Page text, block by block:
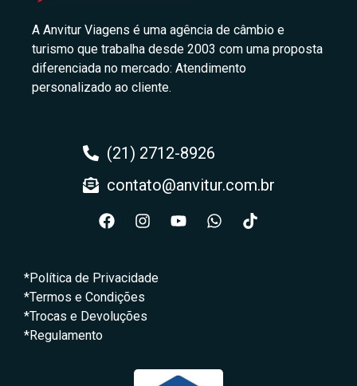
A Anvitur Viagens é uma agência de câmbio e
turismo que trabalha desde 2003 com uma proposta
diferenciada no mercado: Atendimento
personalizado ao cliente.
(21) 2712-8926
contato@anvitur.com.br
*Política de Privacidade
*Termos e Condições
*Trocas e Devoluções
*Regulamento